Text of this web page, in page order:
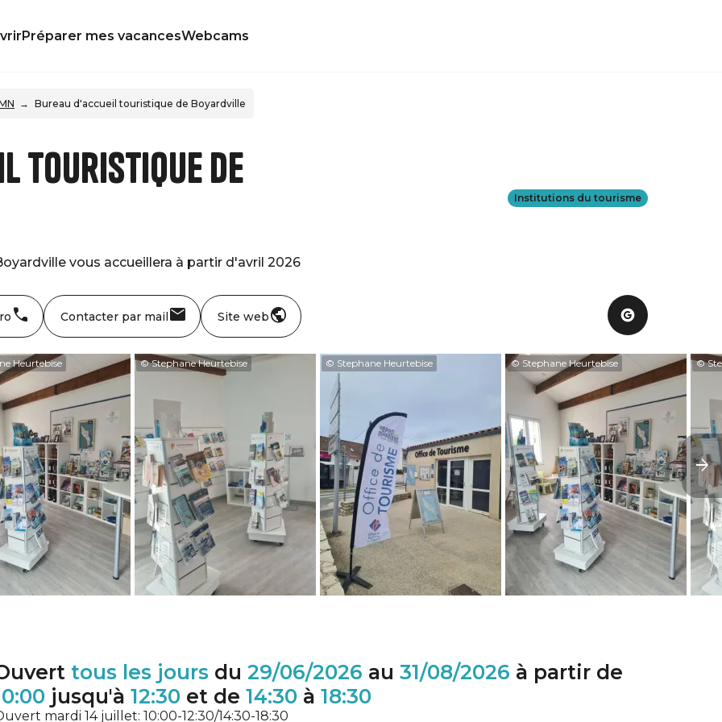
Préparer mes vacancesWebcams
Bureau d'accueil touristique de Boyardville
touristique de
vous accueillera à partir d'avril 2026
Institutions du tourisme
Contacter par mail Site web
Heurtebise © Stephane Heurtebise © Stephane Heurtebise © Stephane Heurtebise ©
tous les joursdu 29/06/2026 au 31/08/2026 à partir de
jusqu'à 12:30et de 14:30à 18:30
mardi 14 juillet: 10:00-12:30/14:30-18:30